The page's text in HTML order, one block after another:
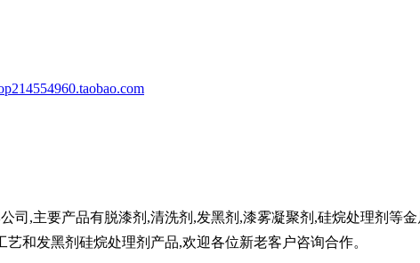
司,主要产品有脱漆剂,清洗剂,发黑剂,漆雾凝聚剂,硅烷处理剂等
和发黑剂硅烷处理剂产品,欢迎各位新老客户咨询合作。